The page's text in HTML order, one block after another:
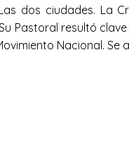
dos ciudades. La
Su Pastoral resultó
Nacional. Se